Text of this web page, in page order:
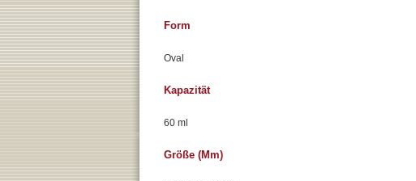
Form
Oval
Kapazität
60 ml
Größe (mm)